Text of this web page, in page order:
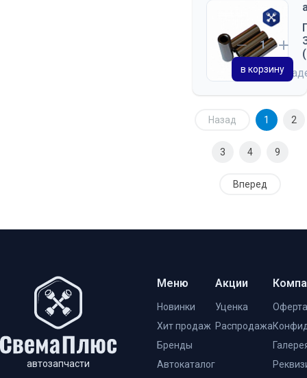
на
в корзину
Назад 1 2
3 4 9
Вперед
автозапчасти
Меню
Новинки
Хит продаж
Бренды
Автокаталог
Акции
Уценка
Распродажа
Оферта